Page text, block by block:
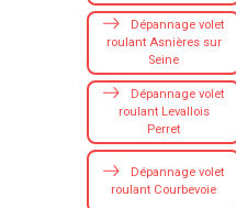
Dépannage volet
roulant Asnières sur
Seine
Dépannage volet
roulant Levallois
Perret
Dépannage volet
roulant Courbevoie